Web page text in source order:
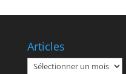
Articles
Articles